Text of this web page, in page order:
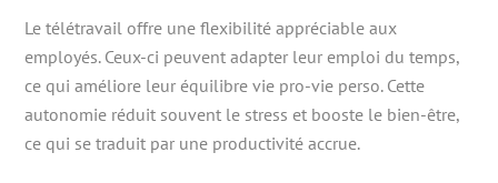
Le télétravail offre une flexibilité appréciable aux
employés. Ceux-ci peuvent adapter leur emploi du temps,
ce qui améliore leur équilibre vie pro-vie perso. Cette
autonomie réduit souvent le stress et booste le bien-être,
ce qui se traduit par une productivité accrue.